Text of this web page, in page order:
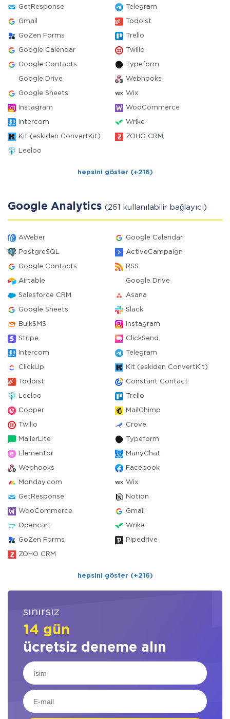
GetResponse Telegram
Gmail Todoist
GoZen Forms Trello
Google Calendar Twilio
Google Contacts Typeform
Google Drive Webhooks
Google Sheets Wix
Instagram WooCommerce
Intercom Wrike
Kit (eskiden ConvertKit) ZOHO CRM
Leeloo
hepsini göster (+216)
Google Analytics (261 kullanılabilir bağlayıcı)
AWeber Google Calendar
PostgreSQL ActiveCampaign
Google Contacts RSS
Airtable Google Drive
Salesforce CRM Asana
Google Sheets Slack
BulkSMS Instagram
Stripe ClickSend
Intercom Telegram
ClickUp Kit (eskiden ConvertKit)
Todoist Constant Contact
Leeloo Trello
Copper MailChimp
Twilio Crove
MailerLite Typeform
Elementor ManyChat
Webhooks Facebook
Monday.com Wix
GetResponse Notion
WooCommerce Gmail
Opencart Wrike
GoZen Forms Pipedrive
ZOHO CRM
hepsini göster (+216)
sınırsız
14 gün
ücretsiz deneme alın